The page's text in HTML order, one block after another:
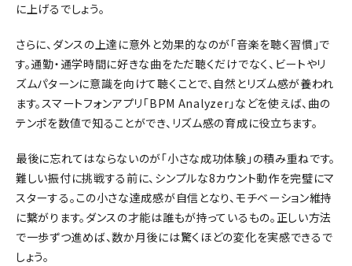
に上げるでしょう。
さらに、ダンスの上達に意外と効果的なのが「音楽を聴く習慣」で
す。通勤・通学時間に好きな曲をただ聴くだけでなく、ビートやリ
ズムパターンに意識を向けて聴くことで、自然とリズム感が養われ
ます。スマートフォンアプリ「BPM Analyzer」などを使えば、曲の
テンポを数値で知ることができ、リズム感の育成に役立ちます。
最後に忘れてはならないのが「小さな成功体験」の積み重ねです。
難しい振付に挑戦する前に、シンプルな8カウント動作を完璧にマ
スターする。この小さな達成感が自信となり、モチベーション維持
に繋がります。ダンスの才能は誰もが持っているもの。正しい方法
で一歩ずつ進めば、数か月後には驚くほどの変化を実感できるで
しょう。